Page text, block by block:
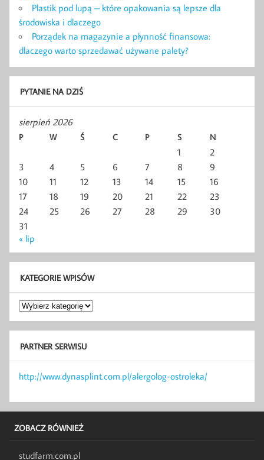
Plastik pod lupą – które opakowania są lepsze dla
środowiska i dlaczego
Porządek na magazynie a płynność finansowa:
dlaczego warto sprzedawać używane palety?
PYTANIE NA DZIŚ
sierpień 2026
P W Ś C P S N
1
2
3
4 5 6 7 8
9
10
11 12 13 14 15
16
17
18 19 20 21 22
23
24
25 26 27 28 29
30
31
« lip
KATEGORIE WPISÓW
Kategorie
wpisów
PARTNER SERWISU
http://www.dynasplint.com.pl/alergolog-ostroleka/
ZOBACZ RÓWNIEŻ
studfarm.com.pl